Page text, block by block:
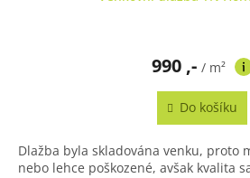
990 ,- / m²
Do košíku
Dlažba byla skladována venku, proto
nebo lehce poškozené, avšak kvalita